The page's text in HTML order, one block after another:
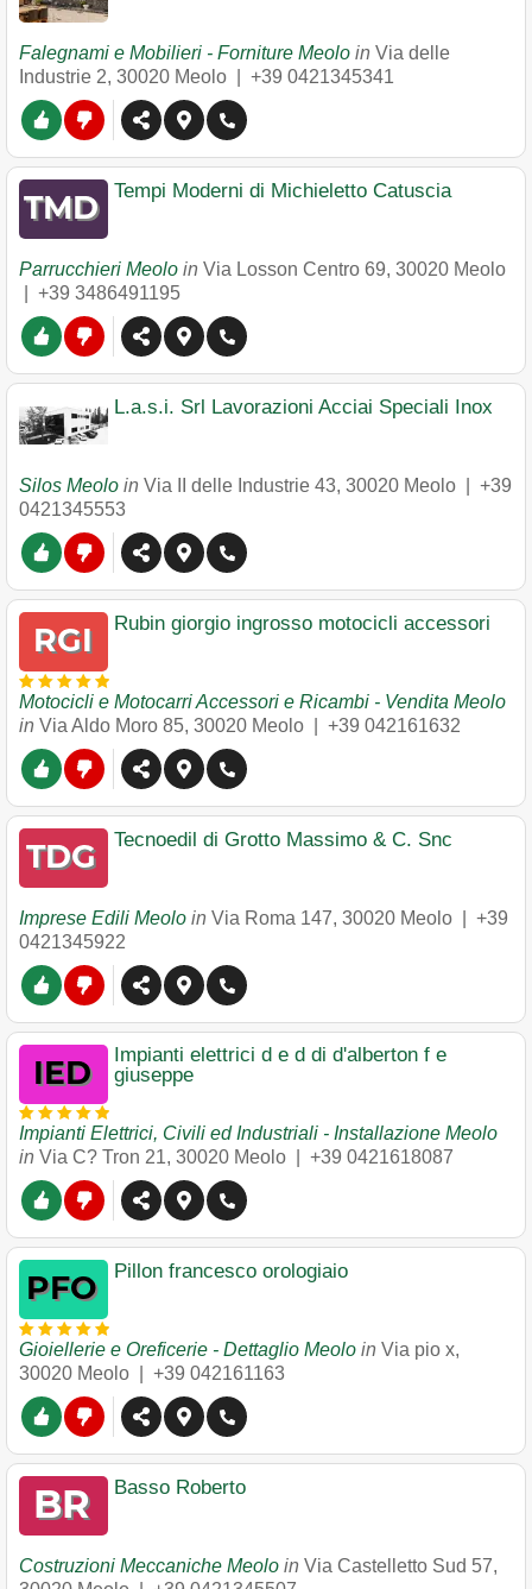
Falegnami e Mobilieri - Forniture Meolo in Via delle
Industrie 2, 30020 Meolo +39 0421345341
Tempi Moderni di Michieletto Catuscia
Parrucchieri Meolo in Via Losson Centro 69, 30020 Meolo
+39 3486491195
L.a.s.i. Srl Lavorazioni Acciai Speciali Inox
Silos Meolo in Via II delle Industrie 43, 30020 Meolo
+39
0421345553
Rubin giorgio ingrosso motocicli accessori
Motocicli e Motocarri Accessori e Ricambi - Vendita Meolo
in Via Aldo Moro 85, 30020 Meolo +39 042161632
Tecnoedil di Grotto Massimo & C. Snc
Imprese Edili Meolo in Via Roma 147, 30020 Meolo
+39
0421345922
Impianti elettrici d e d di d'alberton f e
giuseppe
Impianti Elettrici, Civili ed Industriali - Installazione Meolo
in Via C? Tron 21, 30020 Meolo +39 0421618087
Pillon francesco orologiaio
Gioiellerie e Oreficerie - Dettaglio Meolo in Via pio x,
30020 Meolo +39 042161163
Basso Roberto
Costruzioni Meccaniche Meolo in Via Castelletto Sud 57,